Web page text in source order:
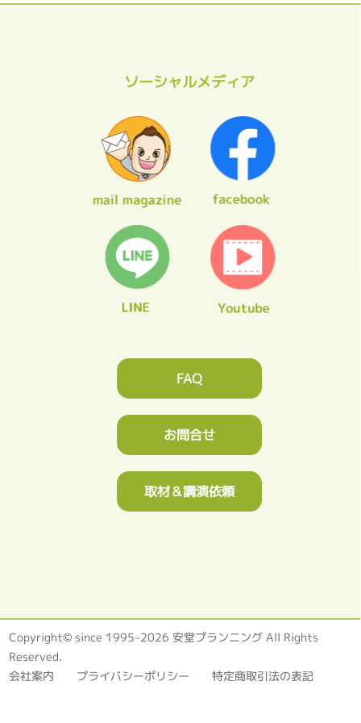
ソーシャルメディア
FAQ
お問合せ
取材＆講演依頼
Copyright© since 1995–2026 安堂プランニング All Rights
Reserved.
会社案内 プライバシーポリシー 特定商取引法の表記